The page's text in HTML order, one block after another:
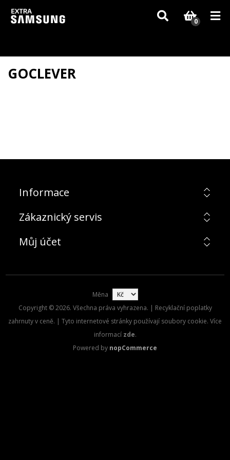
Vzhledem k aktuální situaci se může dodání dílů, které nejsou skladem,
zpozdit. Děkujeme za pochopení.
0
GOCLEVER
Informace
Zákaznický servis
Můj účet
Měna
Copyright © 2026. Všechna práva vyhrazena. | Recyklační poplatky
zahrnuty v ceně. | Tyto internetové stránky používají soubory cookie. Více
informací zde.
Powered by nopCommerce